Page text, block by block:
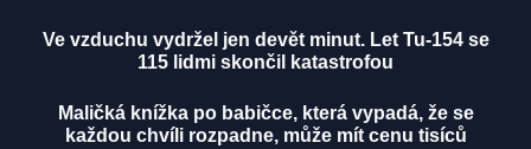
Ve vzduchu vydržel jen devět minut. Let Tu-154 se
115 lidmi skončil katastrofou
Maličká knížka po babičce, která vypadá, že se
každou chvíli rozpadne, může mít cenu tisíců